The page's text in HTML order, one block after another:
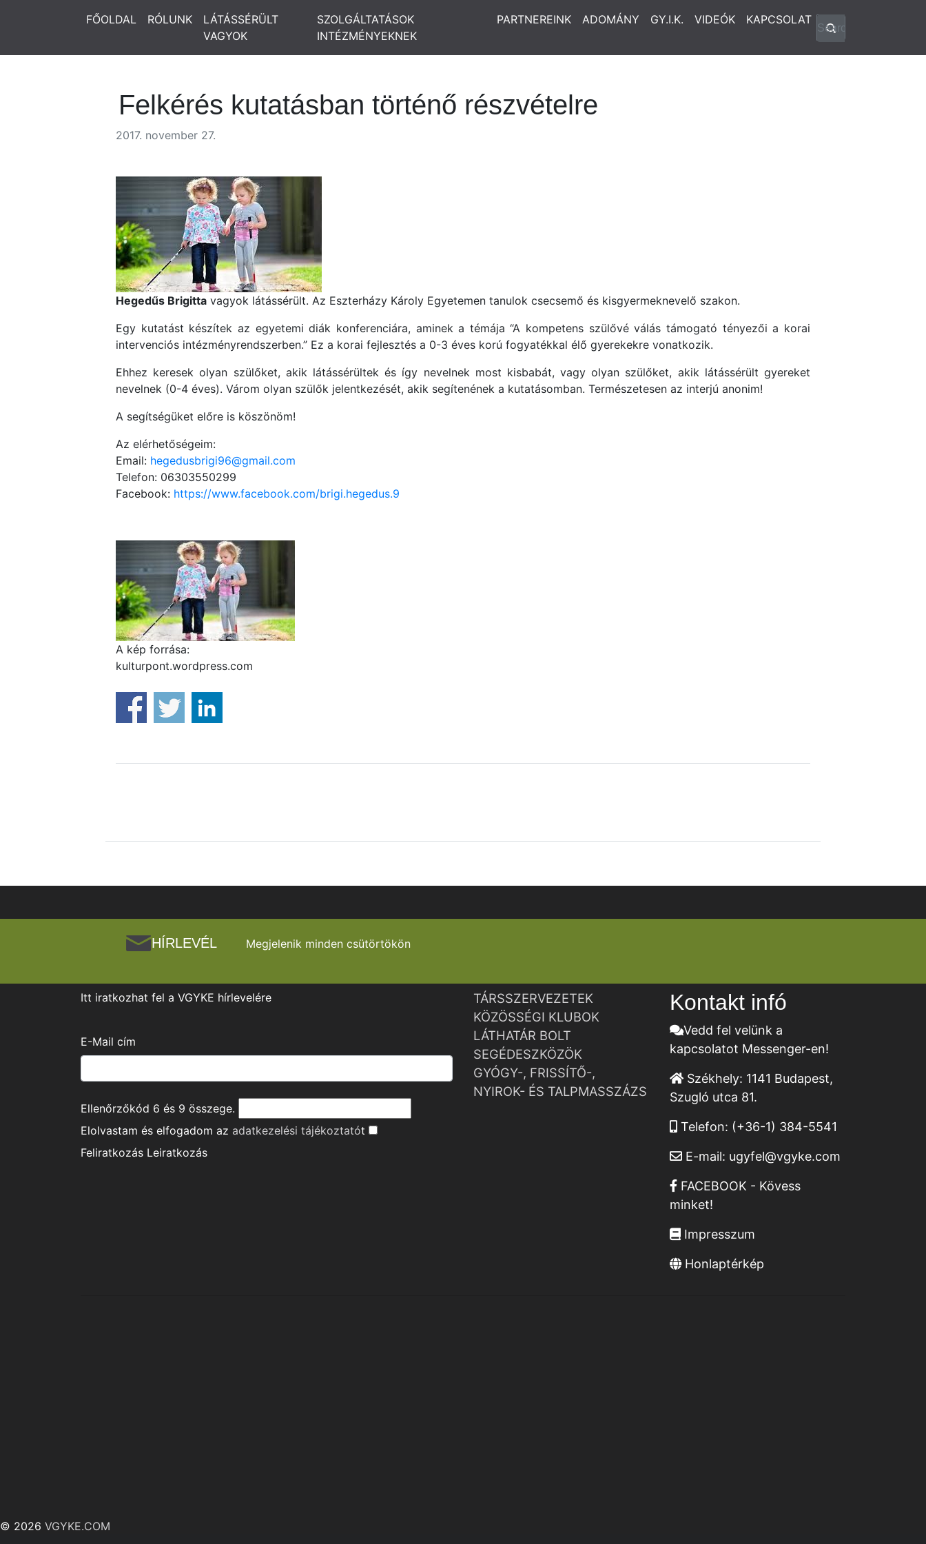
FŐOLDAL RÓLUNK
LÁTÁSSÉRÜLT
VAGYOK
SZOLGÁLTATÁSOK
INTÉZMÉNYEKNEK
PARTNEREINK ADOMÁNY GY.I.K. VIDEÓK KAPCSOLAT
Felkérés kutatásban történő részvételre
2017. november 27.
Hegedűs Brigitta vagyok látássérült. Az Eszterházy Károly Egyetemen tanulok csecsemő és kisgyermeknevelő szakon.
Egy kutatást készítek az egyetemi diák konferenciára, aminek a témája “A kompetens szülővé válás támogató tényezői a korai
intervenciós intézményrendszerben.” Ez a korai fejlesztés a 0-3 éves korú fogyatékkal élő gyerekekre vonatkozik.
Ehhez keresek olyan szülőket, akik látássérültek és így nevelnek most kisbabát, vagy olyan szülőket, akik látássérült gyereket
nevelnek (0-4 éves). Várom olyan szülők jelentkezését, akik segítenének a kutatásomban. Természetesen az interjú anonim!
A segítségüket előre is köszönöm!
Az elérhetőségeim:
Email: hegedusbrigi96@gmail.com
Telefon: 06303550299
Facebook: https://www.facebook.com/brigi.hegedus.9
A kép forrása:
kulturpont.wordpress.com
HÍRLEVÉL Megjelenik minden csütörtökön
Itt iratkozhat fel a VGYKE hírlevelére
E-Mail cím
Ellenőrzőkód 6 és 9 összege.
Elolvastam és elfogadom az adatkezelési tájékoztatót
Feliratkozás Leiratkozás
TÁRSSZERVEZETEK
KÖZÖSSÉGI KLUBOK
LÁTHATÁR BOLT
SEGÉDESZKÖZÖK
GYÓGY-, FRISSÍTŐ-,
NYIROK- ÉS TALPMASSZÁZS
Kontakt infó
Vedd fel velünk a
kapcsolatot Messenger-en!
Székhely: 1141 Budapest,
Szugló utca 81.
Telefon: (+36-1) 384-5541
E-mail: ugyfel@vgyke.com
FACEBOOK - Kövess
minket!
Impresszum
Honlaptérkép
© 2026 VGYKE.COM